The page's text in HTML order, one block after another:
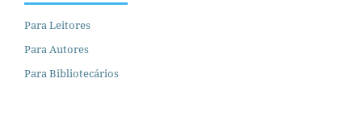
Para Leitores
Para Autores
Para Bibliotecários